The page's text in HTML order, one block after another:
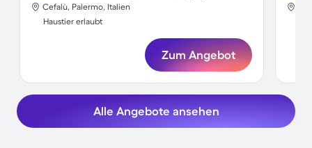
Cefalù, Palermo, Italien
Haustier erlaubt
Zum Angebot
Alle Angebote ansehen